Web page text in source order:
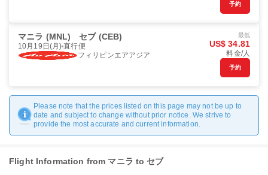
予約
マニラ (MNL) セブ (CEB)
10月19日(月) 直行便
フィリピンエアアジア
最低
US$ 34.81
料金/人
予約
Please note that the prices listed on this page may not be up to
date and subject to change without prior notice. We strive to
provide the most accurate and current information.
Flight Information from マニラ to セブ